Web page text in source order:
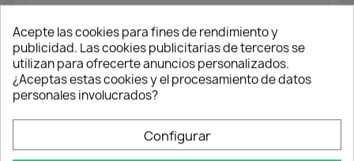
Envío gratuito
Desde 50 € en península
Pago flexible
Transferencia
Acepte las cookies para fines de rendimiento y
publicidad. Las cookies publicitarias de terceros se
utilizan para ofrecerte anuncios personalizados.
¿Aceptas estas cookies y el procesamiento de datos
personales involucrados?
Configurar